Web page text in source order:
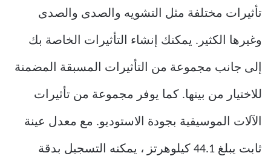
تأثيرات مختلفة مثل التشويه والصدى والصدى
وغيرها الكثير. يمكنك إنشاء التأثيرات الخاصة بك
إلى جانب مجموعة من التأثيرات المسبقة المضمنة
للاختيار من بينها. كما يوفر مجموعة من تأثيرات
الآلات الموسيقية بجودة الاستوديو. مع معدل عينة
ثابت يبلغ 44.1 كيلوهرتز ، يمكنه التسجيل بدقة